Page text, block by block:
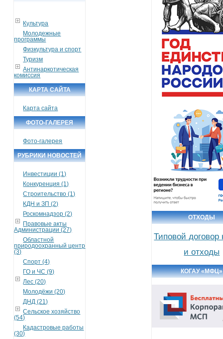
Культура
Молодежные
программы
Физкультура и спорт
Туризм
Антинаркотическая
комиссия
КАРТА САЙТА
Карта сайта
ФОТО-ГАЛЕРЕЯ
Фото-галерея
РУБРИКИ НОВОСТЕЙ
Инвестиции (1)
Конкуренция (1)
Строительство (1)
КДН и ЗП (2)
Роскомнадзор (2)
Правовые акты
Администрации (27)
Областной
природоохранный центр
(3)
Спорт (4)
ГО и ЧС (9)
Лес (20)
Молодёжи (20)
ДНД (21)
Сельское хозяйство
(54)
Кадастровые работы
(30)
ОТХОДЫ
Типовой
и отходы
КОГАУ «МФЦ»